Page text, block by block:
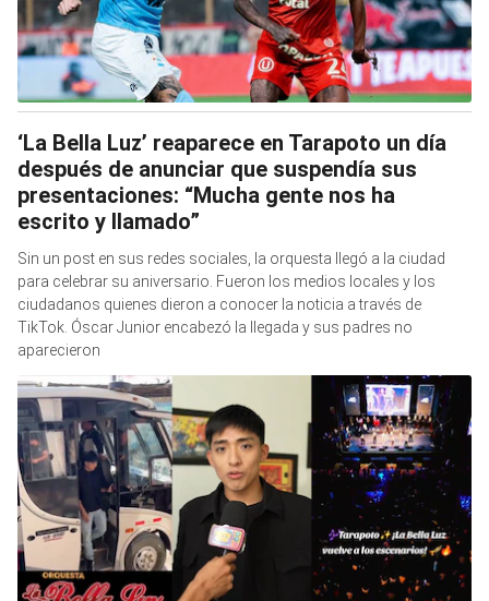
‘La Bella Luz’ reaparece en Tarapoto un día
después de anunciar que suspendía sus
presentaciones: “Mucha gente nos ha
escrito y llamado”
Sin un post en sus redes sociales, la orquesta llegó a la ciudad
para celebrar su aniversario. Fueron los medios locales y los
ciudadanos quienes dieron a conocer la noticia a través de
TikTok. Óscar Junior encabezó la llegada y sus padres no
aparecieron